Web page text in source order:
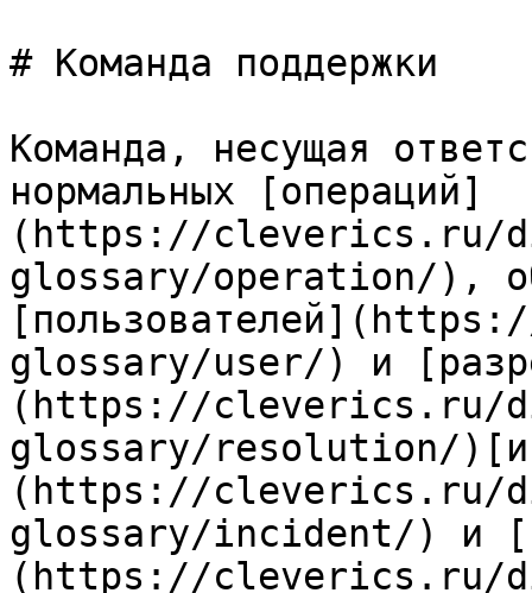
# Команда поддержки
Команда, несущая
нормальных [операций]
(https://cleverics.ru/
glossary/operation/),
glossary/user/) и
(https://cleverics.ru/
glossary/resolution/
(https://cleverics.ru/
glossary/incident/) и
(https://cleverics.ru/